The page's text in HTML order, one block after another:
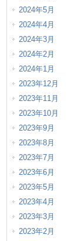
2024年5月
2024年4月
2024年3月
2024年2月
2024年1月
2023年12月
2023年11月
2023年10月
2023年9月
2023年8月
2023年7月
2023年6月
2023年5月
2023年4月
2023年3月
2023年2月